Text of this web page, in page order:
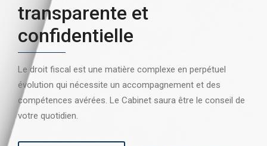
transparente et
confidentielle
Le droit fiscal est une matière complexe en perpétuel
évolution qui nécessite un accompagnement et des
compétences avérées. Le Cabinet saura être le conseil de
votre quotidien.